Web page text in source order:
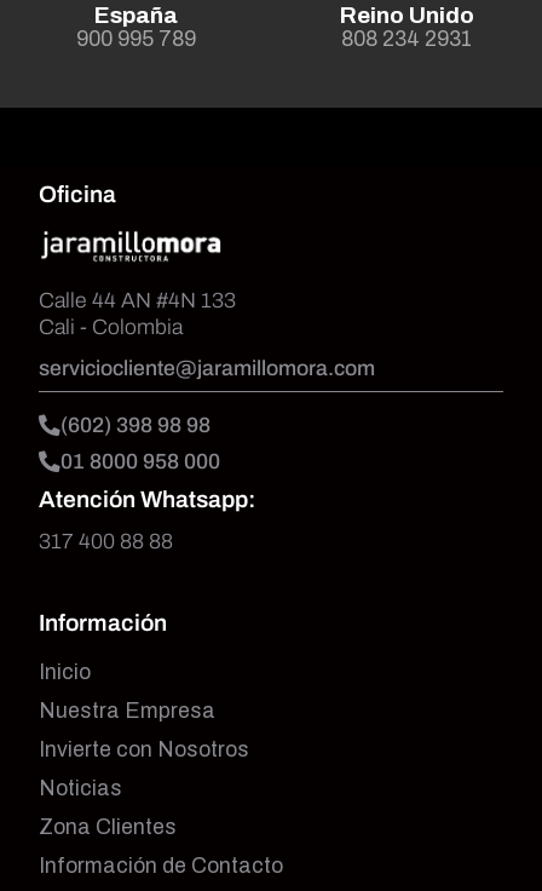
España
900 995 789
Reino Unido
808 234 2931
Oficina
Calle 44 AN #4N 133
Cali - Colombia
serviciocliente@jaramillomora.com
(602) 398 98 98
01 8000 958 000
Atención Whatsapp:
317 400 88 88
Información
Inicio
Nuestra Empresa
Invierte con Nosotros
Noticias
Zona Clientes
Información de Contacto